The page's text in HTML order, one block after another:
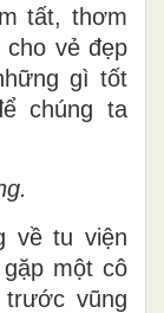
tất, thơm
cho vẻ đẹp
gì tốt
chúng ta
về tu viện
một cô
vũng